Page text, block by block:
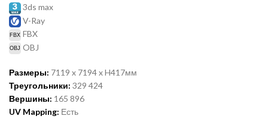
3ds max
V-Ray
FBX
OBJ
Размеры: 7119 x 7194 x H417мм
Треугольники: 329 424
Вершины: 165 896
UV Mapping: Есть